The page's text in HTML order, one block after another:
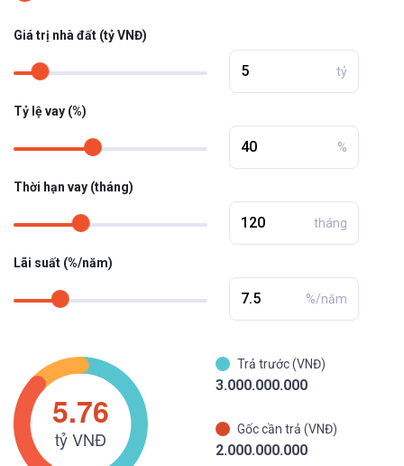
Giá trị nhà đất (tỷ VNĐ)
tỷ
Tỷ lệ vay (%)
%
Thời hạn vay (tháng)
tháng
Lãi suất (%/năm)
%/năm
Trả trước (VNĐ)
3.000.000.000
Gốc cần trả (VNĐ)
2.000.000.000